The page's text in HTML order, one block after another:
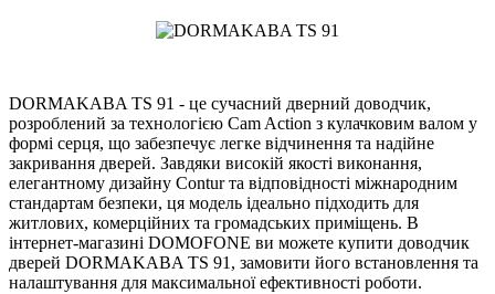
DORMAKABA TS 91 - це сучасний дверний доводчик,
розроблений за технологією Cam Action з кулачковим валом у
формі серця, що забезпечує легке відчинення та надійне
закривання дверей. Завдяки високій якості виконання,
елегантному дизайну Contur та відповідності міжнародним
стандартам безпеки, ця модель ідеально підходить для
житлових, комерційних та громадських приміщень. В
інтернет-магазині DOMOFONE ви можете купити доводчик
дверей DORMAKABA TS 91, замовити його встановлення та
налаштування для максимальної ефективності роботи.